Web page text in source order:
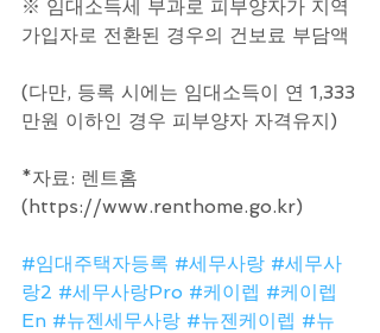
※ 임대소득세 부과로 피부양자가 지역
가입자로 전환된 경우의 건보료 부담액
(다만, 등록 시에는 임대소득이 연 1,333
만원 이하인 경우 피부양자 자격유지)
*자료: 렌트홈
(https://www.renthome.go.kr)
#임대주택자등록 #세무사랑 #세무사
랑2 #세무사랑Pro #케이렙 #케이렙
En #뉴젠세무사랑 #뉴젠케이렙 #뉴